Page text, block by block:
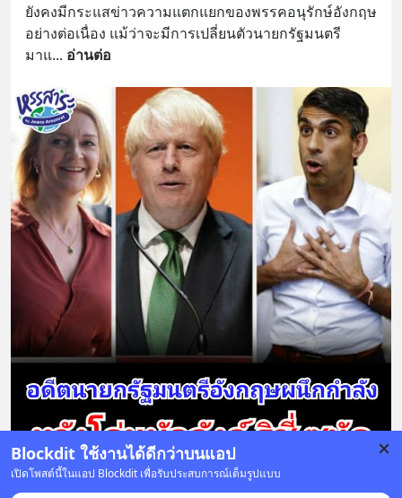
Blockdit ใช้งานได้ดีกว่าบนแอป
เปิดโพสต์นี้ในแอป Blockdit เพื่อรับประสบการณ์เต็มรูปแบบ
ยังคงมีกระแสข่าวความแตกแยกของพรรคอนุรักษ์อังกฤษ
อย่างต่อเนื่อง แม้ว่าจะมีการเปลี่ยนตัวนายกรัฐมนตรี
มาแ... อ่านต่อ